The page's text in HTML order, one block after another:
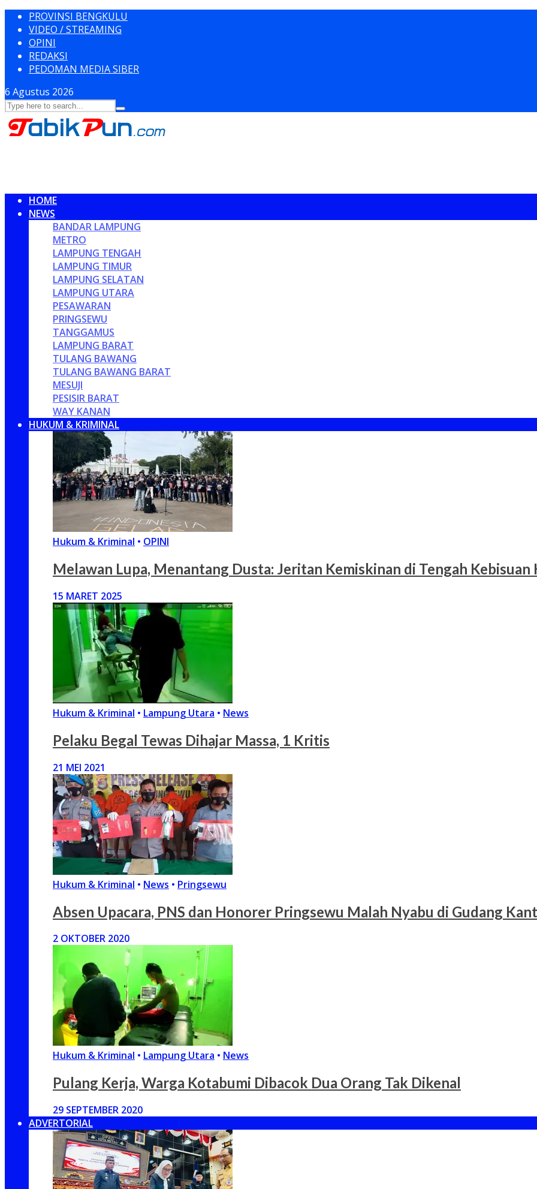
PROVINSI BENGKULU
VIDEO / STREAMING
OPINI
REDAKSI
PEDOMAN MEDIA SIBER
6 Agustus 2026
HOME
NEWS
BANDAR LAMPUNG
METRO
LAMPUNG TENGAH
LAMPUNG TIMUR
LAMPUNG SELATAN
LAMPUNG UTARA
PESAWARAN
PRINGSEWU
TANGGAMUS
LAMPUNG BARAT
TULANG BAWANG
TULANG BAWANG BARAT
MESUJI
PESISIR BARAT
WAY KANAN
HUKUM & KRIMINAL
Hukum & Kriminal • OPINI
Melawan Lupa, Menantang Dusta: Jeritan Kemiskinan di Tengah Kebisuan
15 MARET 2025
Hukum & Kriminal • Lampung Utara • News
Pelaku Begal Tewas Dihajar Massa, 1 Kritis
21 MEI 2021
Hukum & Kriminal • News • Pringsewu
Absen Upacara, PNS dan Honorer Pringsewu Malah Nyabu di Gudang
2 OKTOBER 2020
Hukum & Kriminal • Lampung Utara • News
Pulang Kerja, Warga Kotabumi Dibacok Dua Orang Tak Dikenal
29 SEPTEMBER 2020
ADVERTORIAL